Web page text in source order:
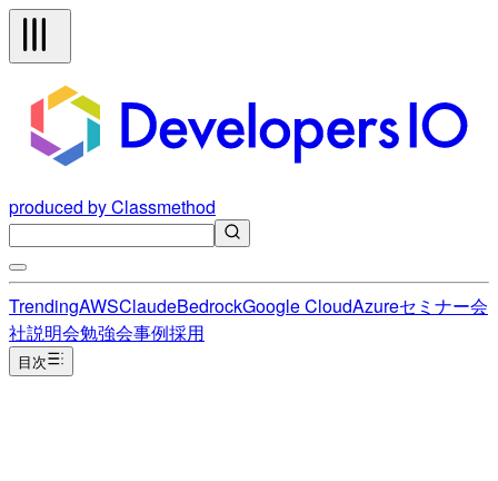
produced by Classmethod
TrendingAWSClaudeBedrockGoogle CloudAzureセミナー会
社説明会勉強会事例採用
目次